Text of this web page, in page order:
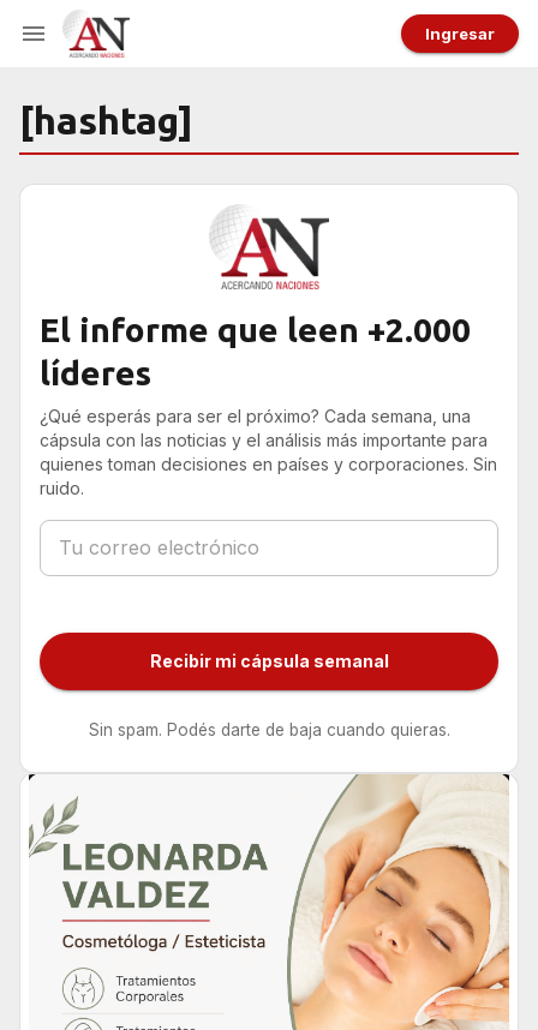
Ingresar
[hashtag]
El informe que leen +2.000
líderes
¿Qué esperás para ser el próximo? Cada semana, una
cápsula con las noticias y el análisis más importante para
quienes toman decisiones en países y corporaciones. Sin
ruido.
Recibir mi cápsula semanal
Sin spam. Podés darte de baja cuando quieras.